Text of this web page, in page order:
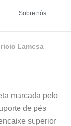
Sobre nós
Lamosa
marcada pelo
de pés
superior